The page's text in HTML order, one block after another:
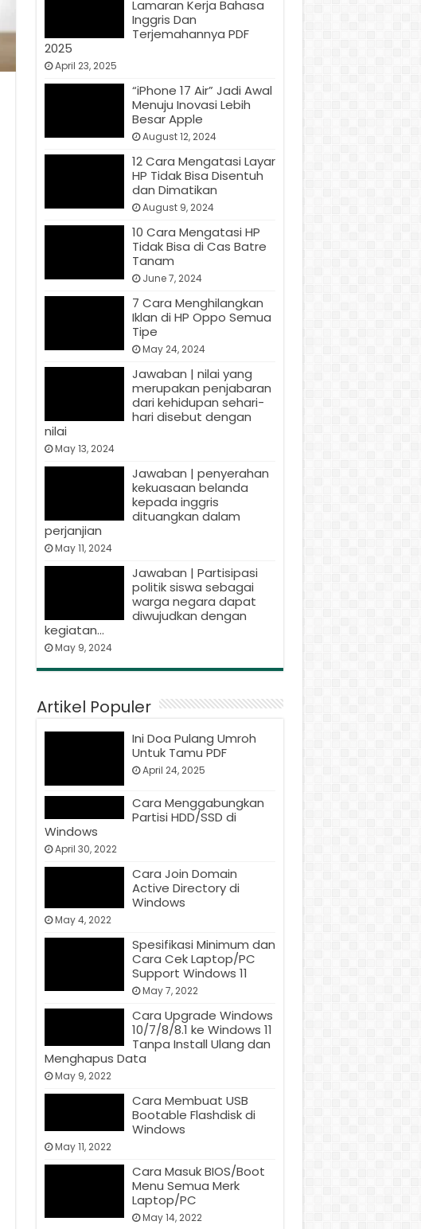
Lamaran Kerja Bahasa
Inggris Dan
Terjemahannya PDF
2025
April 23, 2025
“iPhone 17 Air” Jadi Awal
Menuju Inovasi Lebih
Besar Apple
August 12, 2024
12 Cara Mengatasi Layar
HP Tidak Bisa Disentuh
dan Dimatikan
August 9, 2024
10 Cara Mengatasi HP
Tidak Bisa di Cas Batre
Tanam
June 7, 2024
7 Cara Menghilangkan
Iklan di HP Oppo Semua
Tipe
May 24, 2024
Jawaban | nilai yang
merupakan penjabaran
dari kehidupan sehari-
hari disebut dengan
nilai
May 13, 2024
Jawaban | penyerahan
kekuasaan belanda
kepada inggris
dituangkan dalam
perjanjian
May 11, 2024
Jawaban | Partisipasi
politik siswa sebagai
warga negara dapat
diwujudkan dengan
kegiatan…
May 9, 2024
Artikel Populer
Ini Doa Pulang Umroh
Untuk Tamu PDF
April 24, 2025
Cara Menggabungkan
Partisi HDD/SSD di
Windows
April 30, 2022
Cara Join Domain
Active Directory di
Windows
May 4, 2022
Spesifikasi Minimum dan
Cara Cek Laptop/PC
Support Windows 11
May 7, 2022
Cara Upgrade Windows
10/7/8/8.1 ke Windows 11
Tanpa Install Ulang dan
Menghapus Data
May 9, 2022
Cara Membuat USB
Bootable Flashdisk di
Windows
May 11, 2022
Cara Masuk BIOS/Boot
Menu Semua Merk
Laptop/PC
May 14, 2022